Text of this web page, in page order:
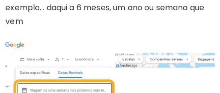
exemplo… daqui a 6 meses, um ano ou semana que
vem